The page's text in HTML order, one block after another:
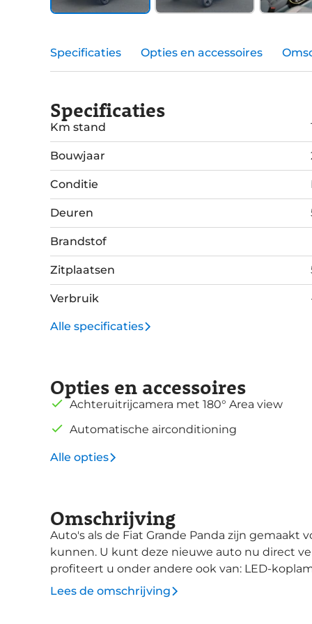
Specificaties Opties en accessoires
Specificaties
Km stand
Bouwjaar
Conditie
Deuren
Brandstof
Zitplaatsen
Verbruik
Alle specificaties
Opties en accessoires
Achteruitrijcamera met 180° Area view
Automatische airconditioning
Alle opties
Omschrijving
Auto's als de Fiat Grande Panda zijn gemaakt
kunnen. U kunt deze nieuwe auto nu direct
profiteert u onder andere ook van: LED-
verstelbare voorstoelen, donker getint glas
Lees de omschrijving